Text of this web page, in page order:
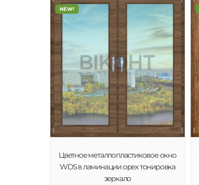
NEW!
Цветное металлопластиковое окно
WDS в ламинации орех тонировка
зеркало